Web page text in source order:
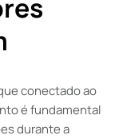
conectado ao
é fundamental
durante a